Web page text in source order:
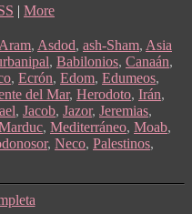
| More
Aram, Asdod, ash-Sham, Asia
, Babilonios, Canaán,
, Ecrón, Edom, Edumeos,
del Mar, Herodoto, Irán,
, Jacob, Jazor, Jeremias,
, Mediterráneo, Moab,
, Neco, Palestinos,